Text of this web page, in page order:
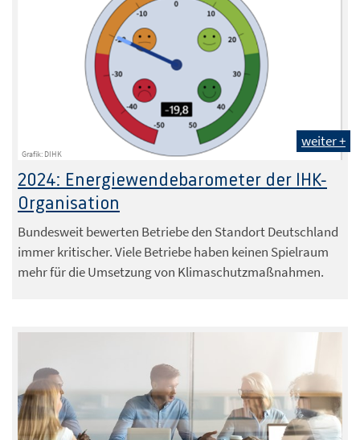
Grafik: DIHK
weiter +
2024: Energiewendebarometer der IHK-
Organisation
Bundesweit bewerten Betriebe den Standort Deutschland
immer kritischer. Viele Betriebe haben keinen Spielraum
mehr für die Umsetzung von Klimaschutzmaßnahmen.